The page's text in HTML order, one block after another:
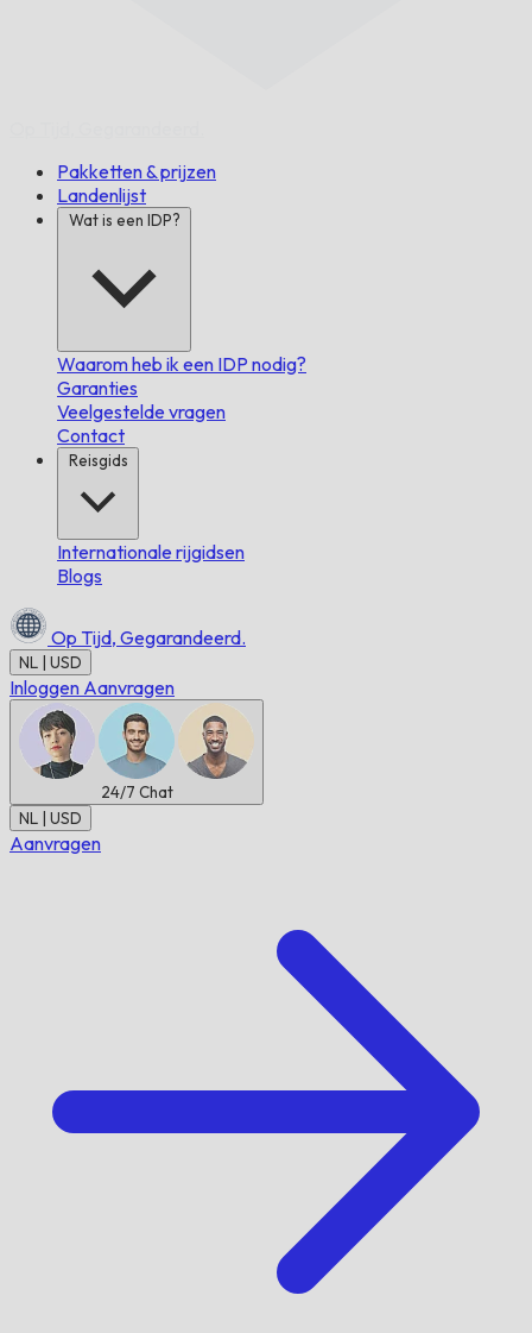
Pakketten & prijzen
Landenlijst
Wat is een IDP?
Waarom heb ik een IDP nodig?
Garanties
Veelgestelde vragen
Contact
Reisgids
Internationale rijgidsen
Blogs
Op Tijd, Gegarandeerd.
NL | USD
Inloggen Aanvragen
24/7 Chat
NL | USD
Aanvragen